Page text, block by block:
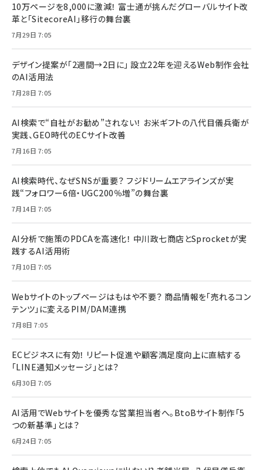
10万ページを8,000に激減！ 富士通が挑んだグローバルサイト改
革と「SitecoreAI」移行の舞台裏
7月29日 7:05
デザイン提案が「2週間→2日に」 設立22年を迎えるWeb制作会社
のAI活用法
7月28日 7:05
AI検索で“自社がお勧め”されない！ お米ギフトの八代目儀兵衛が
実践、GEO時代のECサイト改善
7月16日 7:05
AI検索時代、なぜSNSが重要？ フジドリームエアラインズが実
践“フォロワー6倍・UGC200％増”の舞台裏
7月14日 7:05
AI分析で施策のPDCAを高速化！ 中川政七商店とSprocketが実
践するAI活用術
7月10日 7:05
Webサイトのトップページはもはや不要？ 商品情報を「売れるコン
テンツ」に変えるPIM/DAM連携
7月8日 7:05
ECビジネスに有効！ リピート促進や顧客満足度向上に直結する
「LINE通知メッセージ」とは？
6月30日 7:05
AI活用でWebサイトを優秀な営業担当者へ。BtoBサイト制作「5
つの新基準」とは？
6月24日 7:05